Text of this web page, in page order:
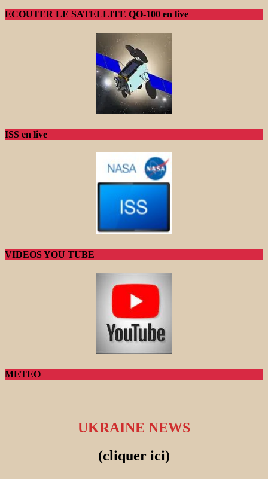
ECOUTER LE SATELLITE QO-100 en live
ISS en live
VIDEOS YOU TUBE
METEO
UKRAINE NEWS
(cliquer ici)